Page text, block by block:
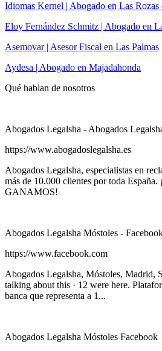
Idiomas Kernel | Abogado en Las Rozas
Eloy Fernández Schmitz | Abogado en
Asemovar | Asesor Fiscal en Las Palmas
Aydesa | Abogado en Majadahonda
Qué hablan de nosotros
Abogados Legalsha - Abogados
https://www.abogadoslegalsha.es
Abogados Legalsha, especialistas en
más de 10.000 clientes por toda
GANAMOS!
Abogados Legalsha Móstoles -
https://www.facebook.com
Abogados Legalsha, Móstoles, Madrid,
talking about this · 12 were here.
banca que representa a 1...
Abogados Legalsha Móstoles Facebook